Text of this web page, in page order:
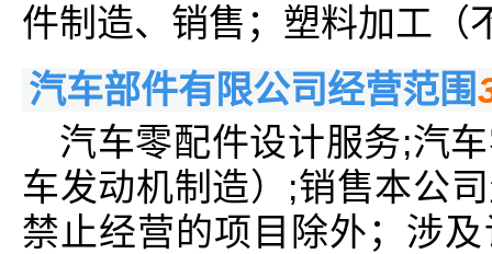
件制造、销售；塑料加工（
汽车部件有限公司经营范围
汽车零配件设计服务;汽
车发动机制造）;销售本公
禁止经营的项目除外；涉